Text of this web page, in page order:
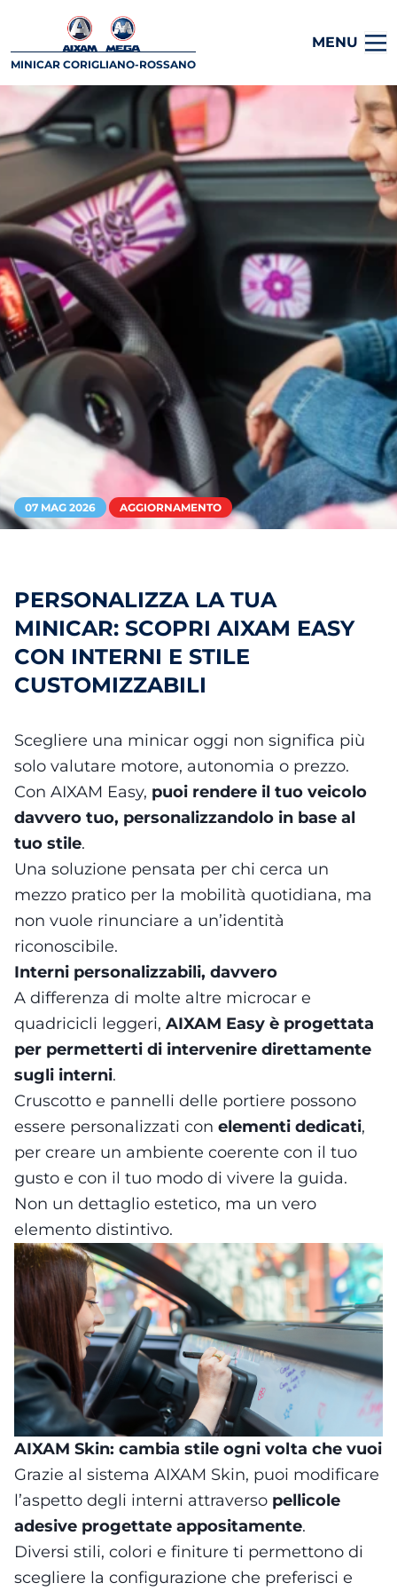
MINICAR CORIGLIANO-ROSSANO
MENU
07 MAG 2026 AGGIORNAMENTO
PERSONALIZZA LA TUA
MINICAR: SCOPRI AIXAM EASY
CON INTERNI E STILE
CUSTOMIZZABILI
Scegliere una minicar oggi non significa più
solo valutare motore, autonomia o prezzo.
Con AIXAM Easy, puoi rendere il tuo veicolo
davvero tuo, personalizzandolo in base al
tuo stile.
Una soluzione pensata per chi cerca un
mezzo pratico per la mobilità quotidiana, ma
non vuole rinunciare a un’identità
riconoscibile.
Interni personalizzabili, davvero
A differenza di molte altre microcar e
quadricicli leggeri, AIXAM Easy è progettata
per permetterti di intervenire direttamente
sugli interni.
Cruscotto e pannelli delle portiere possono
essere personalizzati con elementi dedicati,
per creare un ambiente coerente con il tuo
gusto e con il tuo modo di vivere la guida.
Non un dettaglio estetico, ma un vero
elemento distintivo.
AIXAM Skin: cambia stile ogni volta che vuoi
Grazie al sistema AIXAM Skin, puoi modificare
l’aspetto degli interni attraverso pellicole
adesive progettate appositamente.
Diversi stili, colori e finiture ti permettono di
scegliere la configurazione che preferisci e